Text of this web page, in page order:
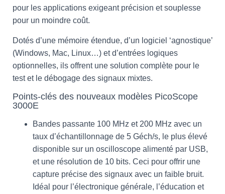
pour les applications exigeant précision et souplesse
pour un moindre coût.
Dotés d’une mémoire étendue, d’un logiciel ‘agnostique’
(Windows, Mac, Linux…) et d’entrées logiques
optionnelles, ils offrent une solution complète pour le
test et le débogage des signaux mixtes.
Points-clés des nouveaux modèles PicoScope
3000E
Bandes passante 100 MHz et 200 MHz avec un
taux d’échantillonnage de 5 Géch/s, le plus élevé
disponible sur un oscilloscope alimenté par USB,
et une résolution de 10 bits. Ceci pour offrir une
capture précise des signaux avec un faible bruit.
Idéal pour l’électronique générale, l’éducation et